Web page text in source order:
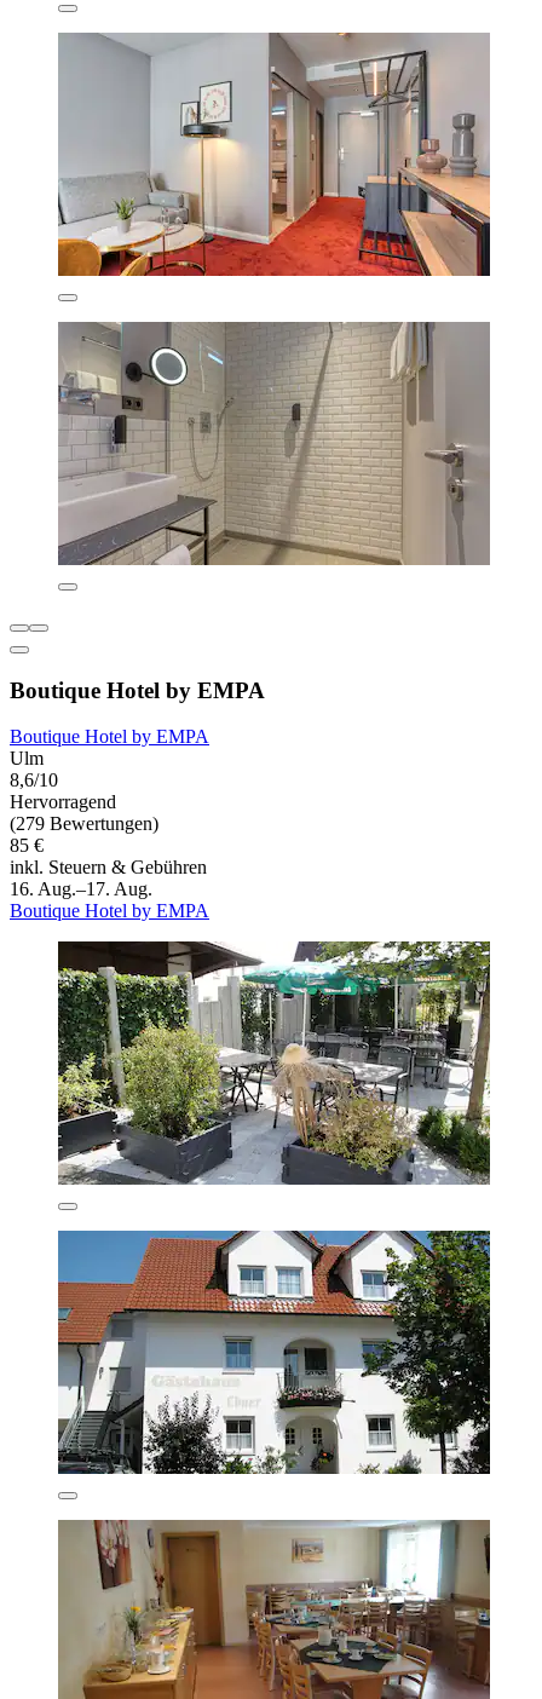
Boutique Hotel by EMPA
Boutique Hotel by EMPA
Ulm
8,6/10
Hervorragend
(279 Bewertungen)
85 €
inkl. Steuern & Gebühren
16. Aug.–17. Aug.
Boutique Hotel by EMPA